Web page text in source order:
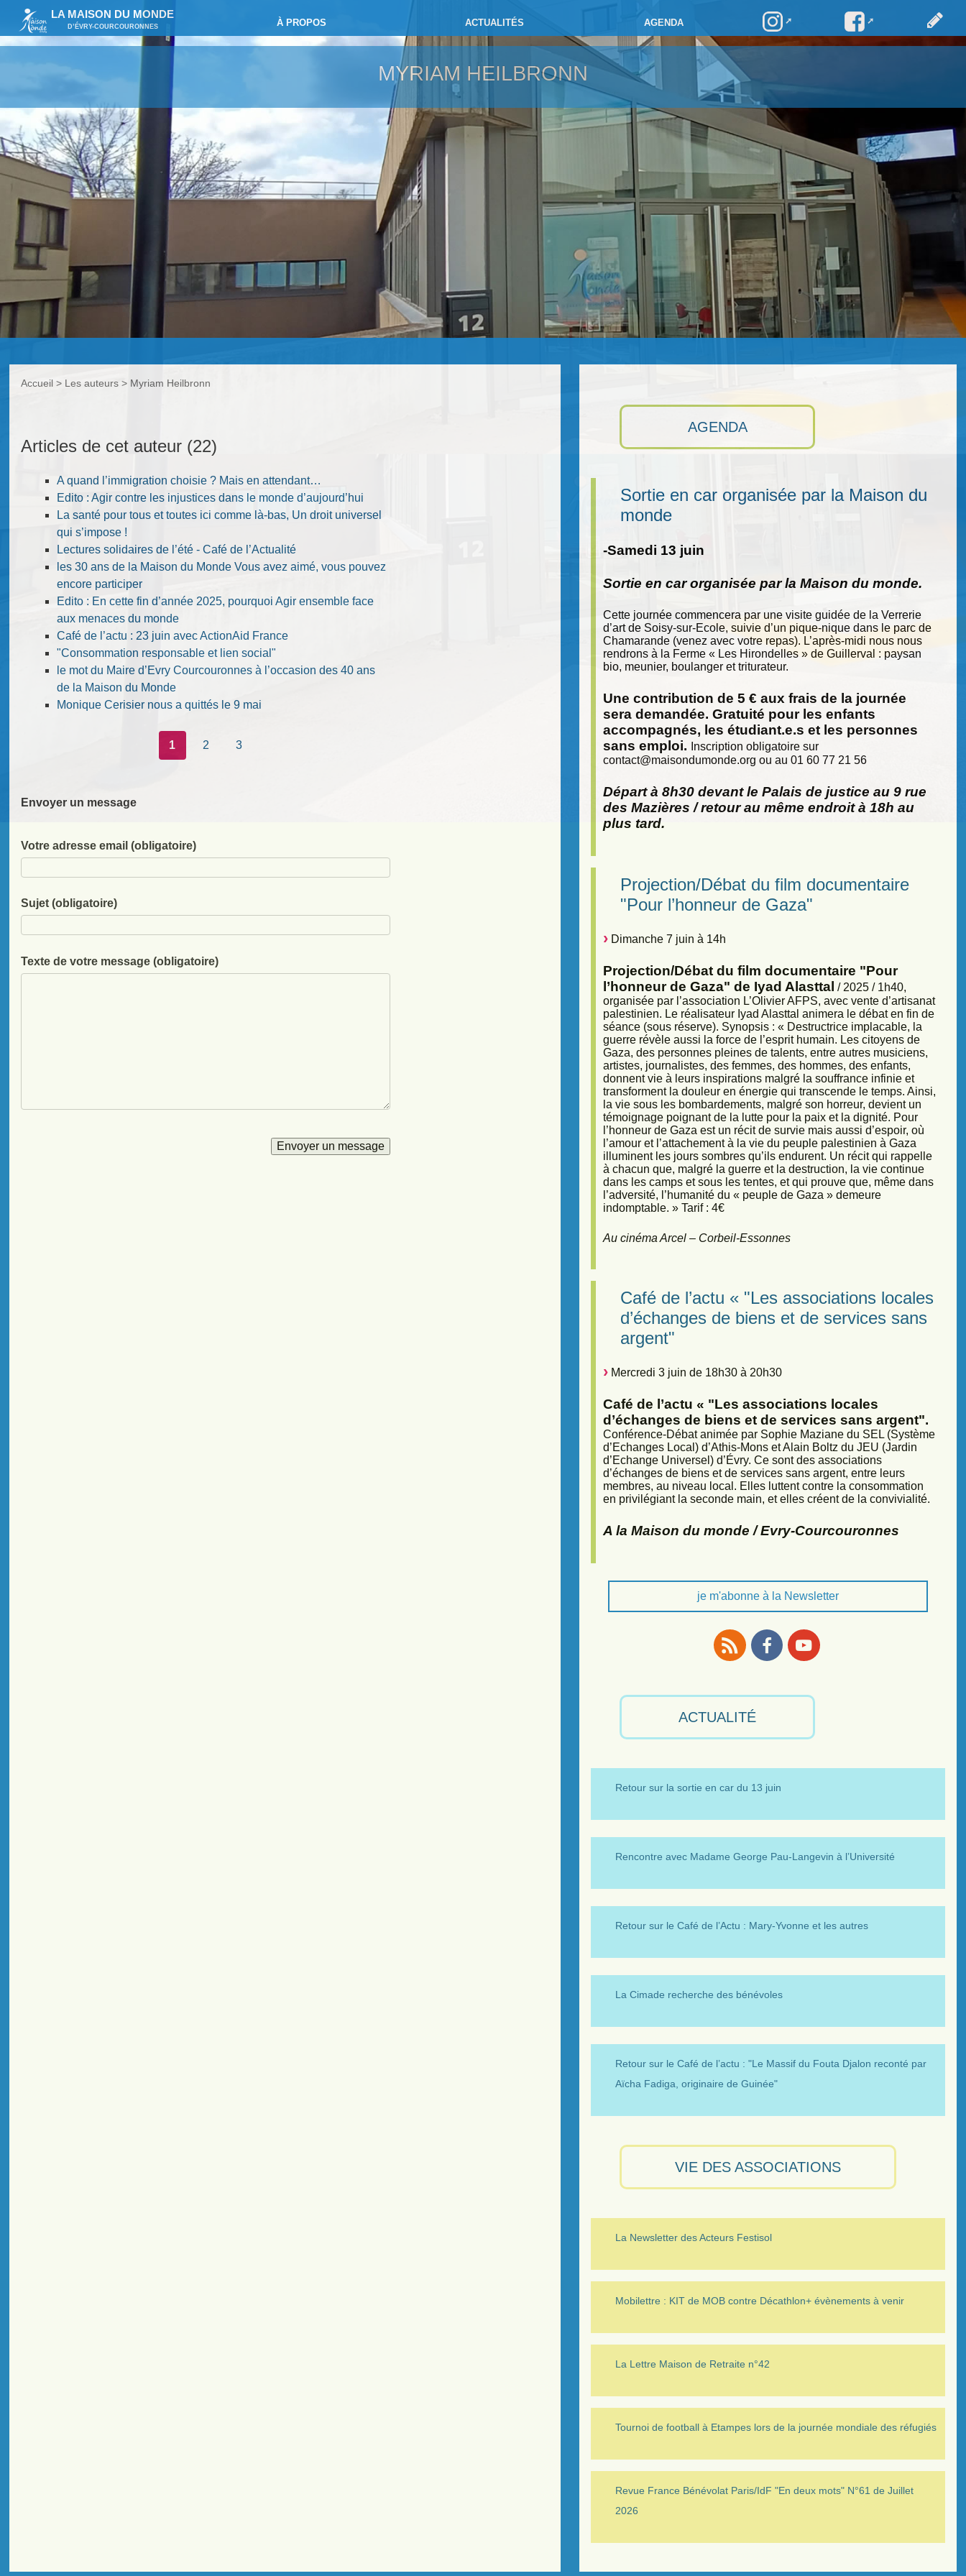
LA MAISON DU MONDE
D’ÉVRY-COURCOURONNES À PROPOS ACTUALITÉS AGENDA
MYRIAM HEILBRONN
AGENDA
Sortie en car organisée par la Maison du
monde
-Samedi 13 juin
Sortie en car organisée par la Maison du monde.
Cette journée commencera par une visite guidée de la Verrerie
d’art de Soisy-sur-Ecole, suivie d’un pique-nique dans le parc de
Chamarande (venez avec votre repas). L’après-midi nous nous
rendrons à la Ferme « Les Hirondelles » de Guillerval : paysan
bio, meunier, boulanger et triturateur.
Une contribution de 5 € aux frais de la journée
sera demandée. Gratuité pour les enfants
accompagnés, les étudiant.e.s et les personnes
sans emploi.
Inscription obligatoire sur
contact@maisondumonde.org ou au 01 60 77 21 56
Départ à 8h30 devant le Palais de justice au 9 rue
des Mazières / retour au même endroit à 18h au
plus tard.
Projection/Débat du film documentaire
"Pour l’honneur de Gaza"
Dimanche 7 juin à 14h
Projection/Débat du film documentaire "Pour
l’honneur de Gaza" de Iyad Alasttal / 2025 / 1h40,
organisée par l’association L’Olivier AFPS, avec vente d’artisanat
palestinien. Le réalisateur Iyad Alasttal animera le débat en fin de
séance (sous réserve). Synopsis : « Destructrice implacable, la
guerre révèle aussi la force de l’esprit humain. Les citoyens de
Gaza, des personnes pleines de talents, entre autres musiciens,
artistes, journalistes, des femmes, des hommes, des enfants,
donnent vie à leurs inspirations malgré la souffrance infinie et
transforment la douleur en énergie qui transcende le temps. Ainsi,
la vie sous les bombardements, malgré son horreur, devient un
témoignage poignant de la lutte pour la paix et la dignité. Pour
l’honneur de Gaza est un récit de survie mais aussi d’espoir, où
l’amour et l’attachement à la vie du peuple palestinien à Gaza
illuminent les jours sombres qu’ils endurent. Un récit qui rappelle
à chacun que, malgré la guerre et la destruction, la vie continue
dans les camps et sous les tentes, et qui prouve que, même dans
l’adversité, l’humanité du « peuple de Gaza » demeure
indomptable. » Tarif : 4€
Au cinéma Arcel – Corbeil-Essonnes
Café de l’actu « "Les associations locales
d’échanges de biens et de services sans
argent"
Mercredi 3 juin de 18h30 à 20h30
Café de l’actu « "Les associations locales
d’échanges de biens et de services sans argent".
Conférence-Débat animée par Sophie Maziane du SEL (Système
d’Echanges Local) d’Athis-Mons et Alain Boltz du JEU (Jardin
d’Echange Universel) d’Évry. Ce sont des associations
d’échanges de biens et de services sans argent, entre leurs
membres, au niveau local. Elles luttent contre la consommation
en privilégiant la seconde main, et elles créent de la convivialité.
A la Maison du monde / Evry-Courcouronnes
je m'abonne à la Newsletter
ACTUALITÉ
Retour sur la sortie en car du 13 juin
Rencontre avec Madame George Pau-Langevin à l’Université
Retour sur le Café de l’Actu : Mary-Yvonne et les autres
La Cimade recherche des bénévoles
Retour sur le Café de l’actu : "Le Massif du Fouta Djalon reconté par
Aïcha Fadiga, originaire de Guinée"
VIE DES ASSOCIATIONS
La Newsletter des Acteurs Festisol
Mobilettre : KIT de MOB contre Décathlon+ évènements à venir
La Lettre Maison de Retraite n°42
Tournoi de football à Etampes lors de la journée mondiale des réfugiés
Revue France Bénévolat Paris/IdF "En deux mots" N°61 de Juillet
2026
Accueil > Les auteurs > Myriam Heilbronn
Articles de cet auteur (22)
A quand l’immigration choisie ? Mais en attendant…
Edito : Agir contre les injustices dans le monde d’aujourd’hui
La santé pour tous et toutes ici comme là-bas, Un droit universel
qui s’impose !
Lectures solidaires de l’été - Café de l’Actualité
les 30 ans de la Maison du Monde Vous avez aimé, vous pouvez
encore participer
Edito : En cette fin d’année 2025, pourquoi Agir ensemble face
aux menaces du monde
Café de l’actu : 23 juin avec ActionAid France
"Consommation responsable et lien social"
le mot du Maire d’Evry Courcouronnes à l’occasion des 40 ans
de la Maison du Monde
Monique Cerisier nous a quittés le 9 mai
1 2 3
Envoyer un message
Votre adresse email (obligatoire)
Sujet (obligatoire)
Texte de votre message (obligatoire)